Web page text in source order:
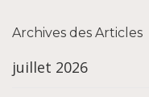
Archives des Articles
juillet 2026